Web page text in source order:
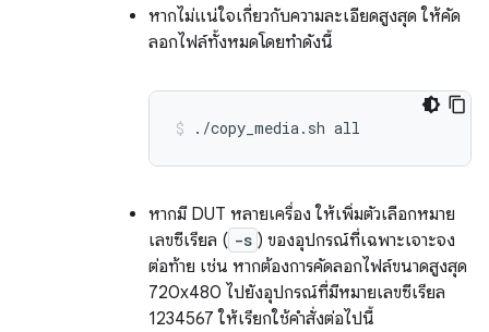
หากไม่แน่ใจเกี่ยวกับความละเอียดสูงสุด ให้คัด
ลอกไฟล์ทั้งหมดโดยทำดังนี้
./copy_media.sh all
หากมี DUT หลายเครื่อง ให้เพิ่มตัวเลือกหมาย
เลขซีเรียล ( -s ) ของอุปกรณ์ที่เฉพาะเจาะจง
ต่อท้าย เช่น หากต้องการคัดลอกไฟล์ขนาดสูงสุด
720x480 ไปยังอุปกรณ์ที่มีหมายเลขซีเรียล
1234567 ให้เรียกใช้คำสั่งต่อไปนี้